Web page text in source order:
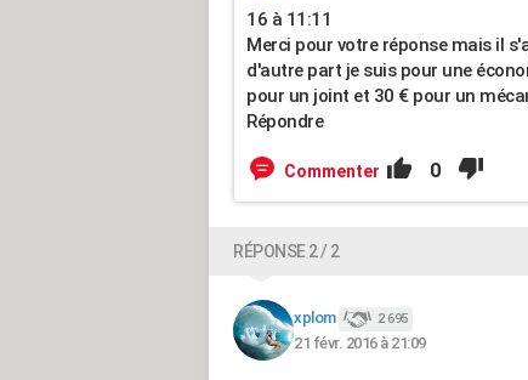
16 à 11:11
Merci pour votre réponse mais il
d'autre part je suis pour une
pour un joint et 30 € pour un
Répondre
Commenter 0
RÉPONSE 2 / 2
xplom 2 695
21 févr. 2016 à 21:09